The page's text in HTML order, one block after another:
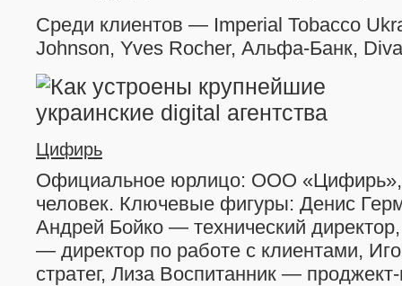
Среди клиентов — Imperial Tobacco
Johnson, Yves Rocher, Альфа-Банк,
Цифирь
Официальное юрлицо: ООО
человек. Ключевые фигуры: Денис
Андрей Бойко — технический
— директор по работе с клиентами,
стратег, Лиза Воспитанник —